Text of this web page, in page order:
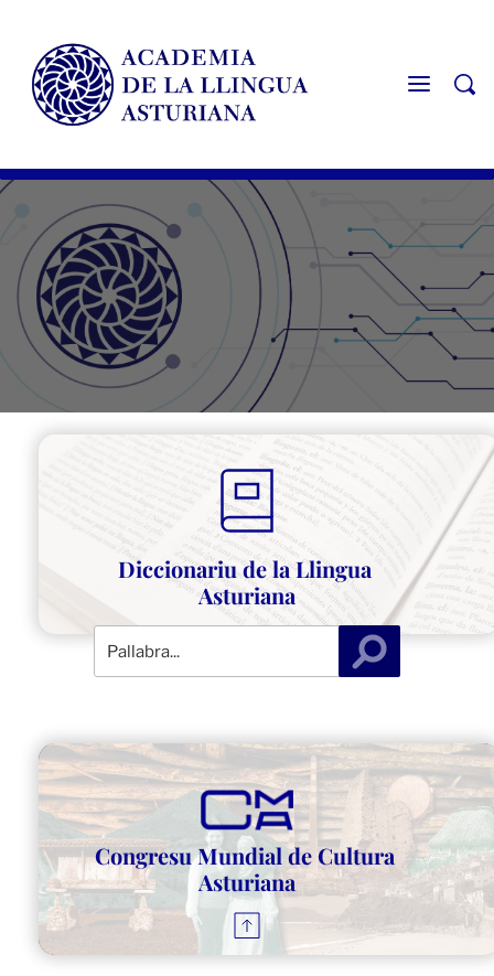
Diccionariu de la Llingua
Asturiana
Congresu Mundial de Cultura
Asturiana